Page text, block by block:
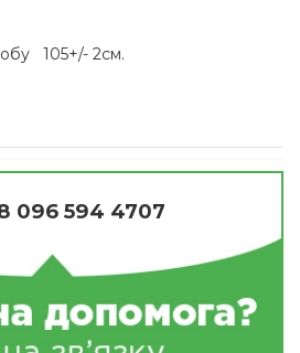
105+/- 2см.
096 594 4707